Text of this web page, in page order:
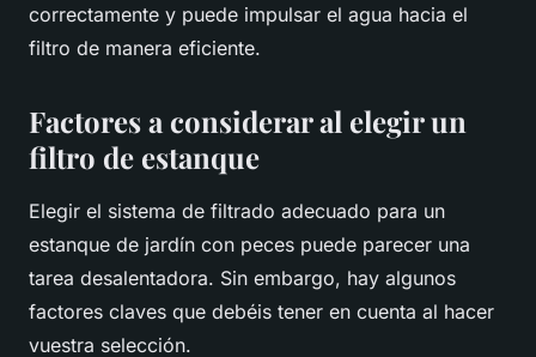
correctamente y puede impulsar el agua hacia el
filtro de manera eficiente.
Factores a considerar al elegir un
filtro de estanque
Elegir el sistema de filtrado adecuado para un
estanque de jardín con peces puede parecer una
tarea desalentadora. Sin embargo, hay algunos
factores claves que debéis tener en cuenta al hacer
vuestra selección.